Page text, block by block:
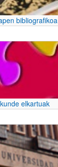
bibliografikoa
elkartuak